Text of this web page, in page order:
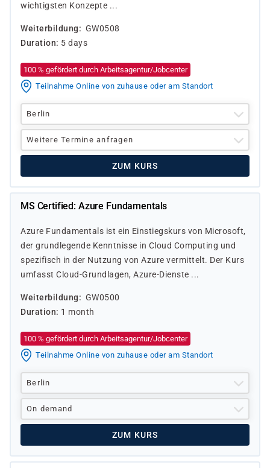
wichtigsten Konzepte ...
Weiterbildung
GW0508
Duration
5 days
100 % gefördert durch Arbeitsagentur/Jobcenter
Teilnahme Online von zuhause oder am Standort
Berlin
Weitere Termine anfragen
ZUM KURS
MS Certified: Azure Fundamentals
Azure Fundamentals ist ein Einstiegskurs von Microsoft,
der grundlegende Kenntnisse in Cloud Computing und
spezifisch in der Nutzung von Azure vermittelt. Der Kurs
umfasst Cloud-Grundlagen, Azure-Dienste ...
Weiterbildung
GW0500
Duration
1 month
100 % gefördert durch Arbeitsagentur/Jobcenter
Teilnahme Online von zuhause oder am Standort
Berlin
On demand
ZUM KURS